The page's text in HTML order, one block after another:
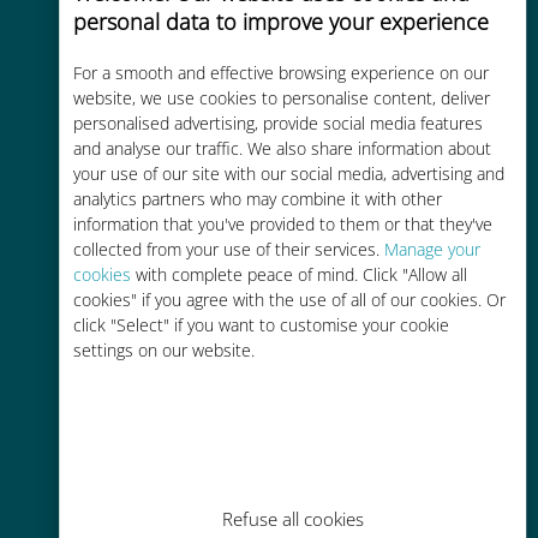
personal data to improve your experience
For a smooth and effective browsing experience on our
website, we use cookies to personalise content, deliver
personalised advertising, provide social media features
and analyse our traffic. We also share information about
your use of our site with our social media, advertising and
analytics partners who may combine it with other
information that you've provided to them or that they've
collected from your use of their services. Manage your
cookies with complete peace of mind. Click "Allow all
cookies" if you agree with the use of all of our cookies. Or
click "Select" if you want to customise your cookie
settings on our website.
Refuse all cookies
Kosteneffectief
Tot 90% goedkoper dan
roamingkosten bij je huidige
provider